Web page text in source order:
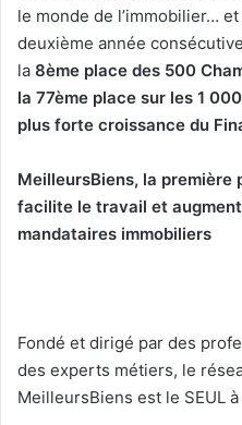
le monde de l’immobilier…
deuxième année
la 8ème place des 500
la 77ème place sur les 1
plus forte croissance du
MeilleursBiens, la
facilite le travail et
mandataires immobiliers
Fondé et dirigé par des
des experts métiers, le
MeilleursBiens est le SEUL à